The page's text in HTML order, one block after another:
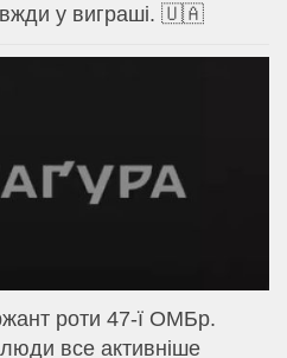
у виграші. 🇺🇦
роти 47-ї ОМБр.
все активніше